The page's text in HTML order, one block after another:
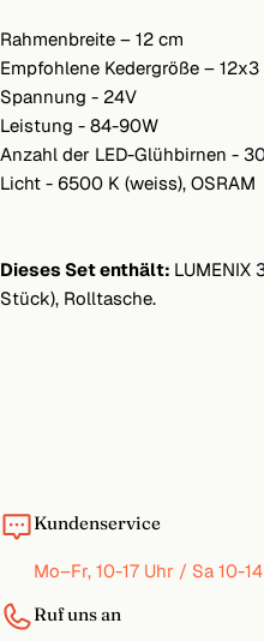
Rahmenbreite – 12 cm
Empfohlene Kedergröße – 12x3
Spannung - 24V
Leistung - 84-90W
Anzahl der LED-Glühbirnen -
Licht - 6500 K (weiss), OSRAM
Dieses Set enthält: LUMENIX
Stück), Rolltasche.
Kundenservice
Mo–Fr, 10-17 Uhr / Sa 10-
Ruf uns an